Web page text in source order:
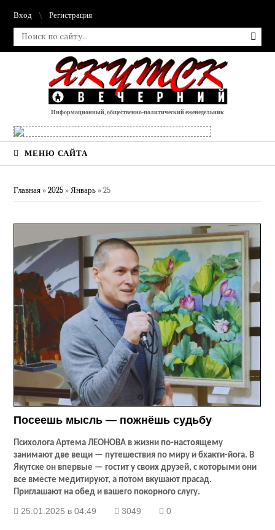
Вход Регистрация
Информационный, общественно-политический еженедельник
МЕНЮ САЙТА
Главная »2025 » Январь » 25
Посеешь мысль — пожнёшь судьбу
Психолога Артема ЛЕОНОВА в жизни по-настоящему
занимают две вещи — путешествия по миру и бхакти-йога. В
Якутске он впервые — гостит у своих друзей, с которыми они
все вместе медитируют, а потом вкушают прасад.
Приглашают на обед и вашего покорного слугу.
25.01.2025 в 04:49 3049 0